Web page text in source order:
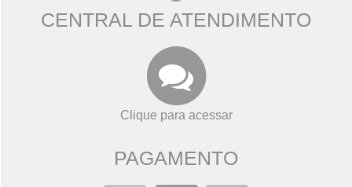
CENTRAL DE ATENDIMENTO
Clique para acessar
PAGAMENTO